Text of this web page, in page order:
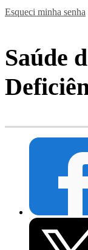
Esqueci minha senha
Saúde